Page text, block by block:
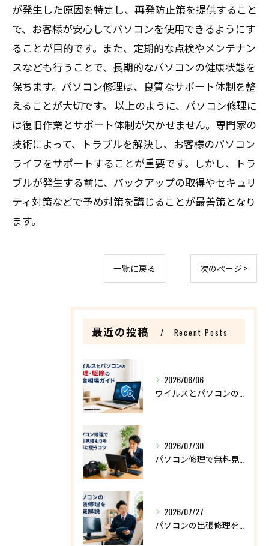
が発生した原因を特定し、再発防止策を提供すること
で、お客様が安心してパソコンを使用できるようにす
ることが目的です。また、定期的な点検やメンテナン
スなども行うことで、長期的なパソコンの健康状態を
保ちます。パソコン修理は、良質なサポート体制を整
えることが大切です。 以上のように、パソコン修理に
は復旧作業とサポート体制が欠かせません。専門家の
技術によって、トラブルを解決し、お客様のパソコン
ライフをサポートすることが重要です。しかし、トラ
ブルが発生する前に、バックアップの取得やセキュリ
ティ対策などで予め対策を講じることが最善策となり
ます。
一覧に戻る 次のページ >
最近の投稿 Recent Posts
2026/08/06
2026/07/30
2026/07/27